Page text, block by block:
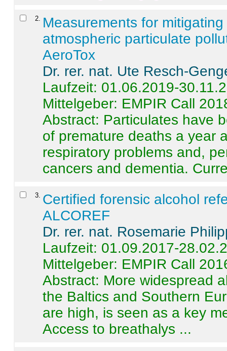
2
Measurements for
atmospheric particulate
AeroTox
Dr. rer. nat. Ute Resch-
Laufzeit: 01.06.2019-
Mittelgeber: EMPIR Call
Abstract: Particulates have
of premature deaths a year
respiratory problems and,
cancers and dementia.
3 Certified forensic alcohol
ALCOREF
Dr. rer. nat. Rosemarie
Laufzeit: 01.09.2017-
Mittelgeber: EMPIR Call
Abstract: More widespread
the Baltics and Southern
are high, is seen as a key
Access to breathalys ...